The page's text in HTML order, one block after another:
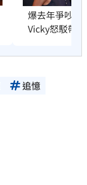
爆去年爭吵
Vicky怒駁帶
追憶